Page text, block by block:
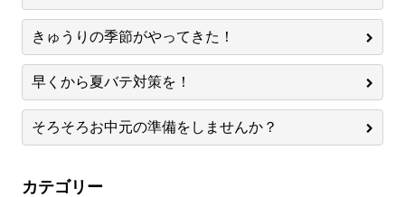
きゅうりの季節がやってきた！
早くから夏バテ対策を！
そろそろお中元の準備をしませんか？
カテゴリー